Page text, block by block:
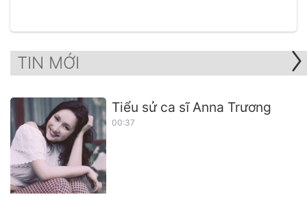
TIN MỚI
Tiểu sử ca sĩ Anna Trương
00:37